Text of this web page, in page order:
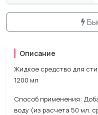
Описание
Жидкое средство для
1200 мл
Способ применения:
воду (из расчета 50 мл.